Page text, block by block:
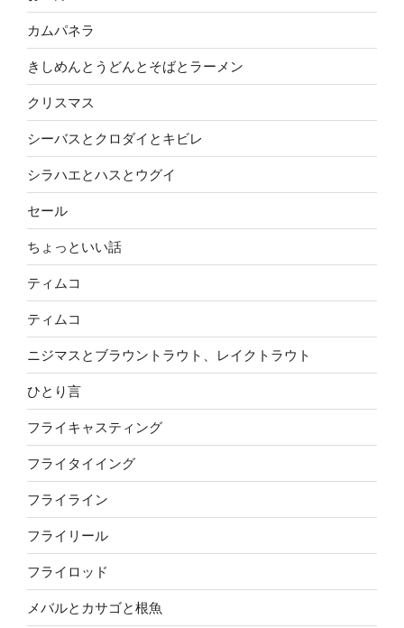
カムパネラ
きしめんとうどんとそばとラーメン
クリスマス
シーバスとクロダイとキビレ
シラハエとハスとウグイ
セール
ちょっといい話
ティムコ
ティムコ
ニジマスとブラウントラウト、レイクトラウト
ひとり言
フライキャスティング
フライタイイング
フライライン
フライリール
フライロッド
メバルとカサゴと根魚